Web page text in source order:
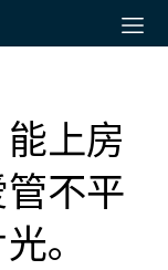
上房
不平
。